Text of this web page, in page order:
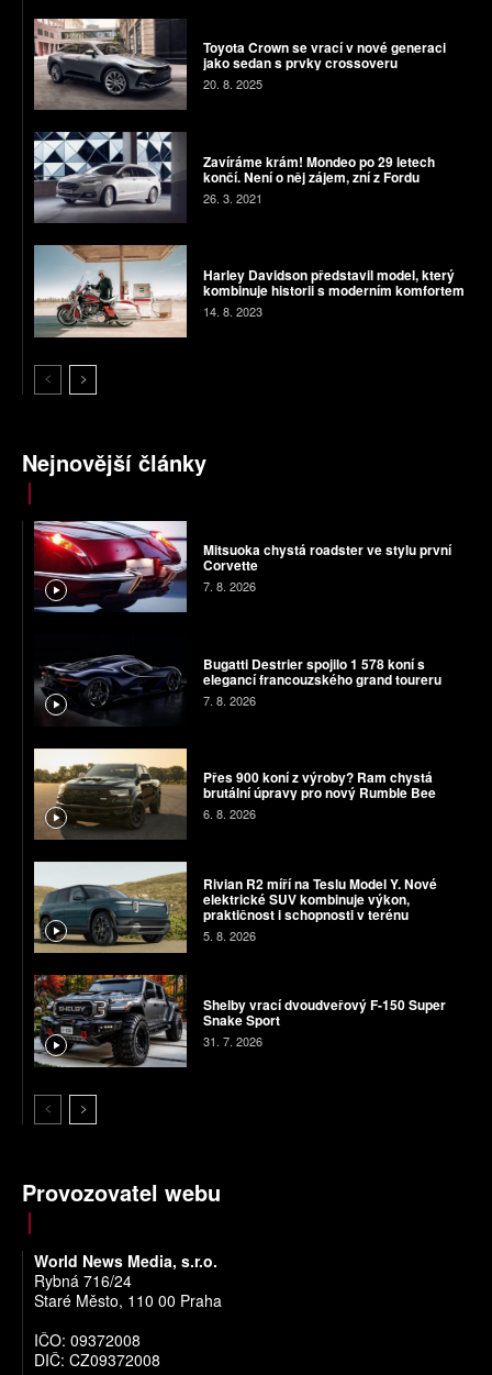
Toyota Crown se vrací v nové generaci
jako sedan s prvky crossoveru
20. 8. 2025
Zavíráme krám! Mondeo po 29 letech
končí. Není o něj zájem, zní z Fordu
26. 3. 2021
Harley Davidson představil model, který
kombinuje historii s moderním komfortem
14. 8. 2023
Nejnovější články
Mitsuoka chystá roadster ve stylu první
Corvette
7. 8. 2026
Bugatti Destrier spojilo 1 578 koní s
elegancí francouzského grand toureru
7. 8. 2026
Přes 900 koní z výroby? Ram chystá
brutální úpravy pro nový Rumble Bee
6. 8. 2026
Rivian R2 míří na Teslu Model Y. Nové
elektrické SUV kombinuje výkon,
praktičnost i schopnosti v terénu
5. 8. 2026
Shelby vrací dvoudveřový F-150 Super
Snake Sport
31. 7. 2026
Provozovatel webu
World News Media, s.r.o.
Rybná 716/24
Staré Město, 110 00 Praha
IČO: 09372008
DIČ: CZ09372008